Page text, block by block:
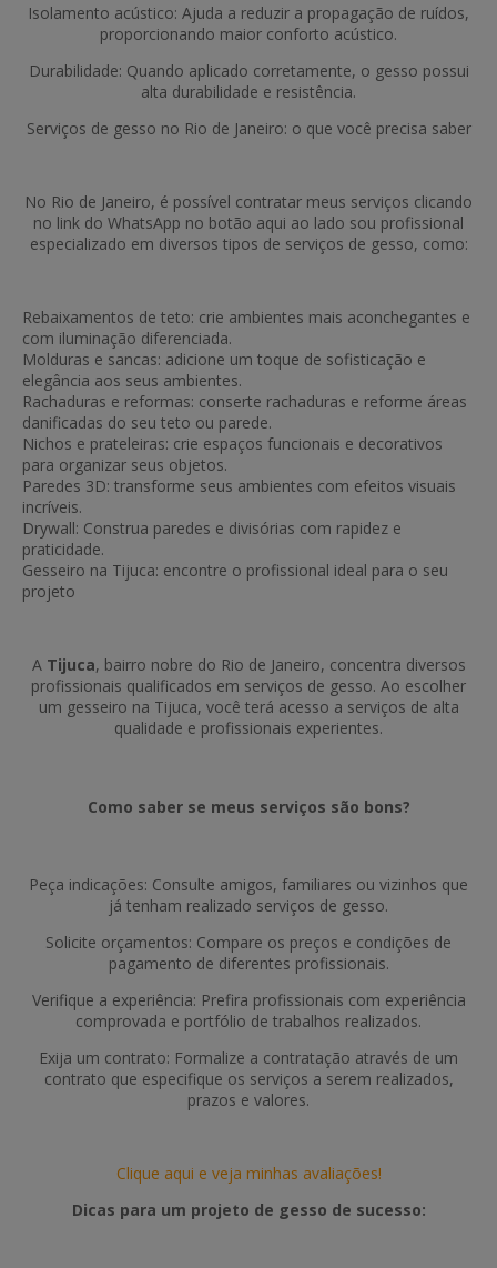
Isolamento acústico: Ajuda a reduzir a propagação de ruídos,
proporcionando maior conforto acústico.
Durabilidade: Quando aplicado corretamente, o gesso possui
alta durabilidade e resistência.
Serviços de gesso no Rio de Janeiro: o que você precisa saber
No Rio de Janeiro, é possível contratar meus serviços clicando
no link do WhatsApp no botão aqui ao lado sou profissional
especializado em diversos tipos de serviços de gesso, como:
Rebaixamentos de teto: crie ambientes mais aconchegantes e
com iluminação diferenciada.
Molduras e sancas: adicione um toque de sofisticação e
elegância aos seus ambientes.
Rachaduras e reformas: conserte rachaduras e reforme áreas
danificadas do seu teto ou parede.
Nichos e prateleiras: crie espaços funcionais e decorativos
para organizar seus objetos.
Paredes 3D: transforme seus ambientes com efeitos visuais
incríveis.
Drywall: Construa paredes e divisórias com rapidez e
praticidade.
Gesseiro na Tijuca: encontre o profissional ideal para o seu
projeto
A Tijuca, bairro nobre do Rio de Janeiro, concentra diversos
profissionais qualificados em serviços de gesso. Ao escolher
um gesseiro na Tijuca, você terá acesso a serviços de alta
qualidade e profissionais experientes.
Como saber se meus serviços são bons?
Peça indicações: Consulte amigos, familiares ou vizinhos que
já tenham realizado serviços de gesso.
Solicite orçamentos: Compare os preços e condições de
pagamento de diferentes profissionais.
Verifique a experiência: Prefira profissionais com experiência
comprovada e portfólio de trabalhos realizados.
Exija um contrato: Formalize a contratação através de um
contrato que especifique os serviços a serem realizados,
prazos e valores.
Clique aqui e veja minhas avaliações!
Dicas para um projeto de gesso de sucesso: